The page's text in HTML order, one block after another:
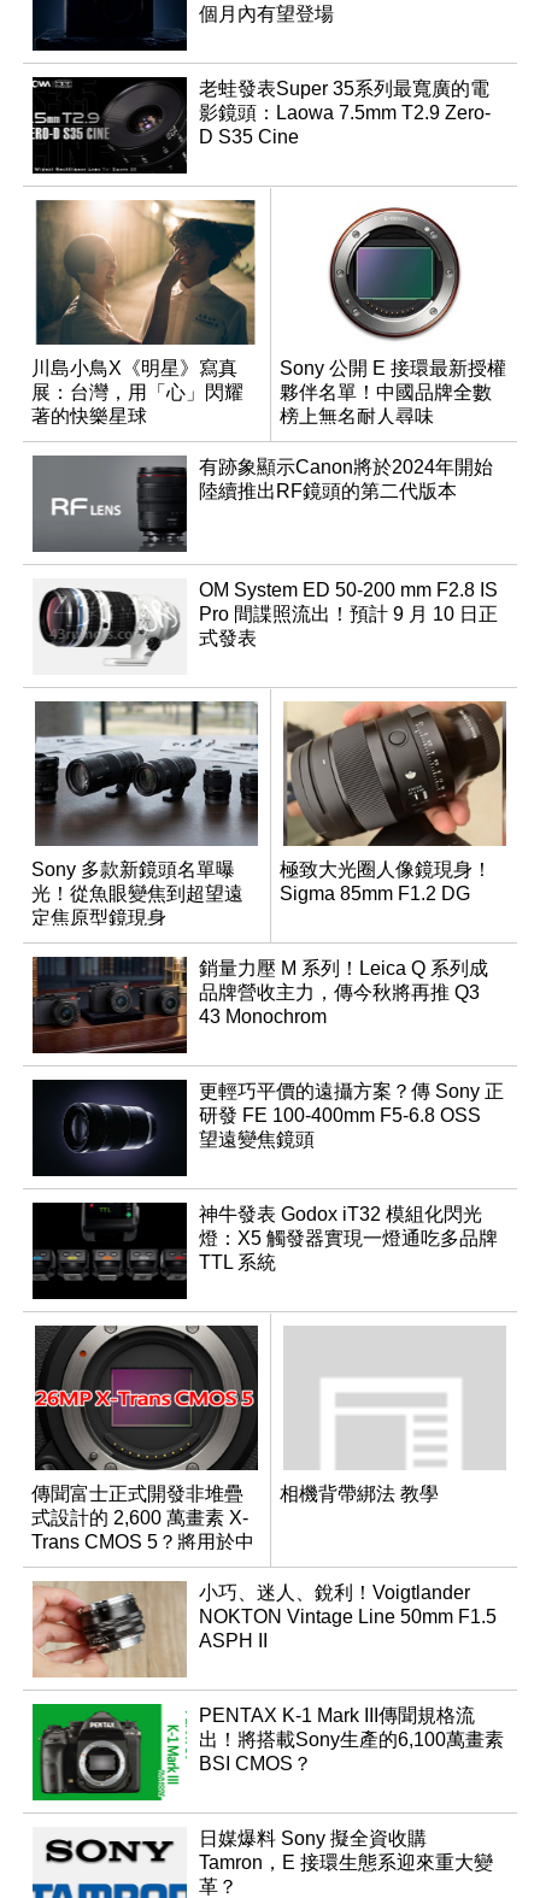
個月內有望登場
老蛙發表Super 35系列最寬廣的電
影鏡頭：Laowa 7.5mm T2.9 Zero-
D S35 Cine
川島小鳥X《明星》寫真
展：台灣，用「心」閃耀
著的快樂星球
Sony 公開 E 接環最新授權
夥伴名單！中國品牌全數
榜上無名耐人尋味
有跡象顯示Canon將於2024年開始
陸續推出RF鏡頭的第二代版本
OM System ED 50-200 mm F2.8 IS
Pro 間諜照流出！預計 9 月 10 日正
式發表
Sony 多款新鏡頭名單曝
光！從魚眼變焦到超望遠
定焦原型鏡現身
極致大光圈人像鏡現身！
Sigma 85mm F1.2 DG
銷量力壓 M 系列！Leica Q 系列成
品牌營收主力，傳今秋將再推 Q3
43 Monochrom
更輕巧平價的遠攝方案？傳 Sony 正
研發 FE 100-400mm F5-6.8 OSS
望遠變焦鏡頭
神牛發表 Godox iT32 模組化閃光
燈：X5 觸發器實現一燈通吃多品牌
TTL 系統
傳聞富士正式開發非堆疊
式設計的 2,600 萬畫素 X-
Trans CMOS 5？將用於中
階機種
相機背帶綁法 教學
小巧、迷人、銳利！Voigtlander
NOKTON Vintage Line 50mm F1.5
ASPH II
PENTAX K-1 Mark III傳聞規格流
出！將搭載Sony生產的6,100萬畫素
BSI CMOS？
日媒爆料 Sony 擬全資收購
Tamron，E 接環生態系迎來重大變
革？